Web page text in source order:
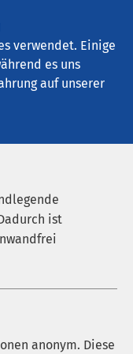
verwendet. Einige
es uns
auf unserer
ist
anonym. Diese
in
nehmen
und